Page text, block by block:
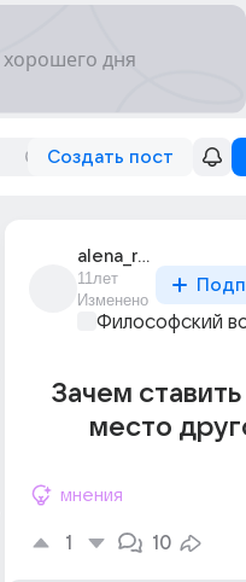
Создать пост
alena_russian1
11лет
Изменено
Философский
Зачем
место
мнения
1 10